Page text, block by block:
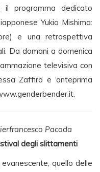
programma dedicato
Yukio Mishima:
e una retrospettiva
Da domani a domenica
televisiva con
Zaffiro e ‘anteprima
Pacoda
degli slittamenti
quello delle